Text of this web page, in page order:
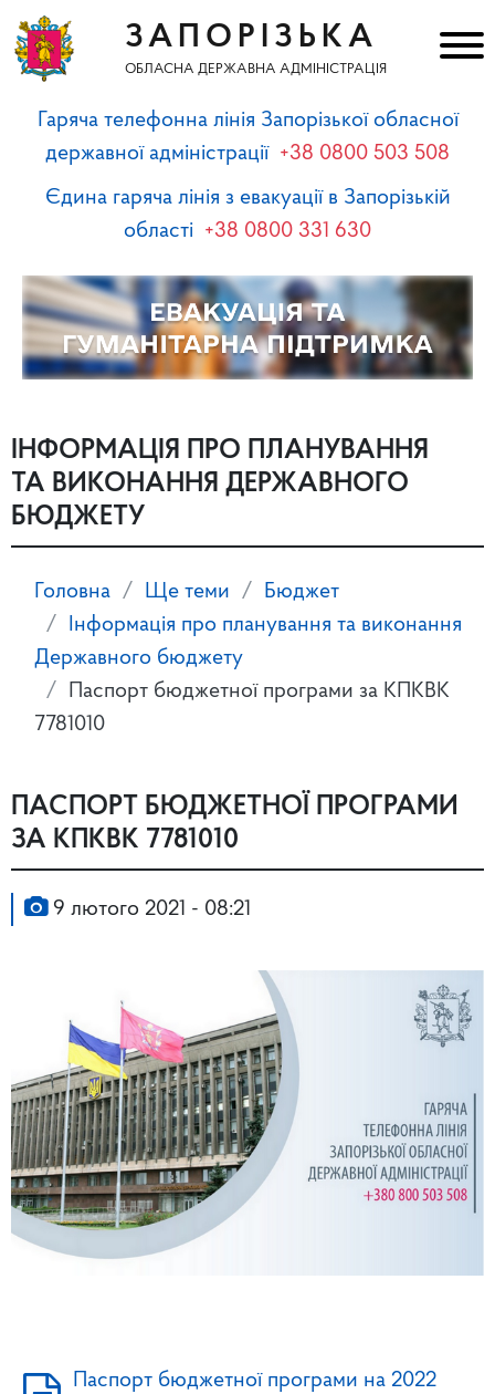
ЗАПОРІЗЬКА
ОБЛАСНА ДЕРЖАВНА АДМІНІСТРАЦІЯ
Гаряча телефонна лінія Запорізької обласної
державної адміністрації +38 0800 503 508
Єдина гаряча лінія з евакуації в Запорізькій
області +38 0800 331 630
ІНФОРМАЦІЯ ПРО ПЛАНУВАННЯ
ТА ВИКОНАННЯ ДЕРЖАВНОГО
БЮДЖЕТУ
Головна Ще теми
Бюджет
Інформація про планування та виконання
Державного бюджету
Паспорт бюджетної програми за КПКВК
7781010
ПАСПОРТ БЮДЖЕТНОЇ ПРОГРАМИ
ЗА КПКВК 7781010
9 лютого 2021 - 08:21
Паспорт бюджетної програми на 2022